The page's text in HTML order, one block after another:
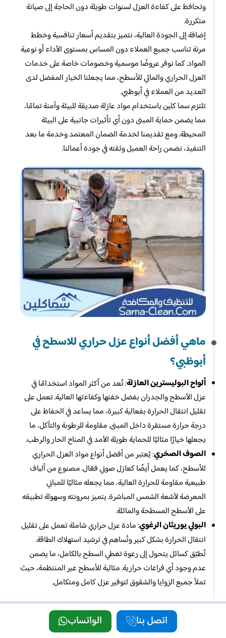
اتصل بنا الواتساب
وتحافظ على كفاءة العزل لسنوات طويلة دون الحاجة إلى صيانة
متكررة.
إضافة إلى الجودة العالية، نتميز بتقديم أسعار تنافسية وخطط
مرنة تناسب جميع العملاء دون المساس بمستوى الأداء أو نوعية
المواد. كما نوفر عروضًا موسمية وخصومات خاصة على خدمات
العزل الحراري والمائي للأسطح، مما يجعلنا الخيار المفضل لدى
العديد من العملاء في أبوظبي.
تلتزم سما كلين باستخدام مواد عازلة صديقة للبيئة وآمنة تمامًا،
مما يضمن حماية المبنى دون أي تأثيرات جانبية على البيئة
المحيطة. ومع تقديمنا لخدمة الضمان المعتمد وخدمة ما بعد
التنفيذ، نضمن راحة العميل وثقته في جودة أعمالنا.
ماهي أفضل أنواع عزل حراري للاسطح​ في
أبوظبي؟
ألواح البوليسترين العازلة: تُعد من أكثر المواد استخدامًا في
عزل الأسطح والجدران بفضل خفتها وكفاءتها العالية. تعمل على
تقليل انتقال الحرارة بفعالية كبيرة، مما يساعد في الحفاظ على
درجة حرارة مستقرة داخل المبنى. مقاومة للرطوبة والتآكل، ما
يجعلها خيارًا مثاليًا للحماية طويلة الأمد في المناخ الحار والرطب.
الصوف الصخري: يُعتبر من أفضل أنواع مواد العزل الحراري
للأسطح، كما يعمل أيضًا كعازل صوتي فعّال. مصنوع من ألياف
طبيعية مقاومة للحرارة العالية، مما يجعله مثاليًا للمباني
المعرضة لأشعة الشمس المباشرة. يتميز بمرونته وسهولة تطبيقه
على الأسطح المسطحة والمائلة.
البولي يوريثان الرغوي: مادة عزل حراري شاملة تعمل على تقليل
انتقال الحرارة بشكل كبير وتُساهم في ترشيد استهلاك الطاقة.
تُطبّق كسائل يتحول إلى رغوة تغطي السطح بالكامل، ما يضمن
عدم وجود أي فراغات حرارية. مثالية للأسطح غير المنتظمة، حيث
تملأ جميع الزوايا والشقوق لتوفير عزل كامل ومتكامل.
خطوات شركة عزل اسطح في ابوظبي
تتبع شركة سما كلين في عزل الأسطح في أبوظبي خطوات دقيقة